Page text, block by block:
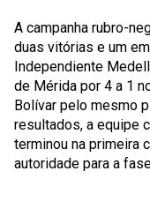
A campanha rubro-
duas vitórias e um
Independiente
de Mérida por 4 a 1
Bolívar pelo mesmo
resultados, a equipe
terminou na primeira
autoridade para a